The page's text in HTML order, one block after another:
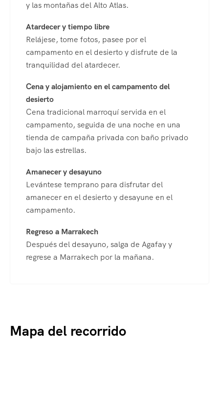
y las montañas del Alto Atlas.
Atardecer y tiempo libre
Relájese, tome fotos, pasee por el
campamento en el desierto y disfrute de la
tranquilidad del atardecer.
Cena y alojamiento en el campamento del
desierto
Cena tradicional marroquí servida en el
campamento, seguida de una noche en una
tienda de campaña privada con baño privado
bajo las estrellas.
Amanecer y desayuno
Levántese temprano para disfrutar del
amanecer en el desierto y desayune en el
campamento.
Regreso a Marrakech
Después del desayuno, salga de Agafay y
regrese a Marrakech por la mañana.
Mapa del recorrido